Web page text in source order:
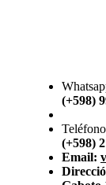
(+598)
(+598)
Email: